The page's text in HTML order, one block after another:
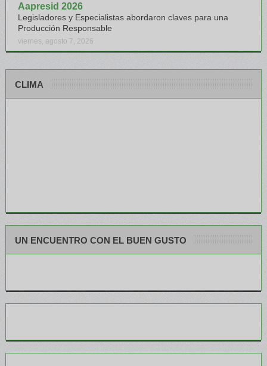
Aapresid 2026
Legisladores y Especialistas abordaron claves para una
Producción Responsable
viernes, agosto 7, 2026
CLIMA
UN ENCUENTRO CON EL BUEN GUSTO